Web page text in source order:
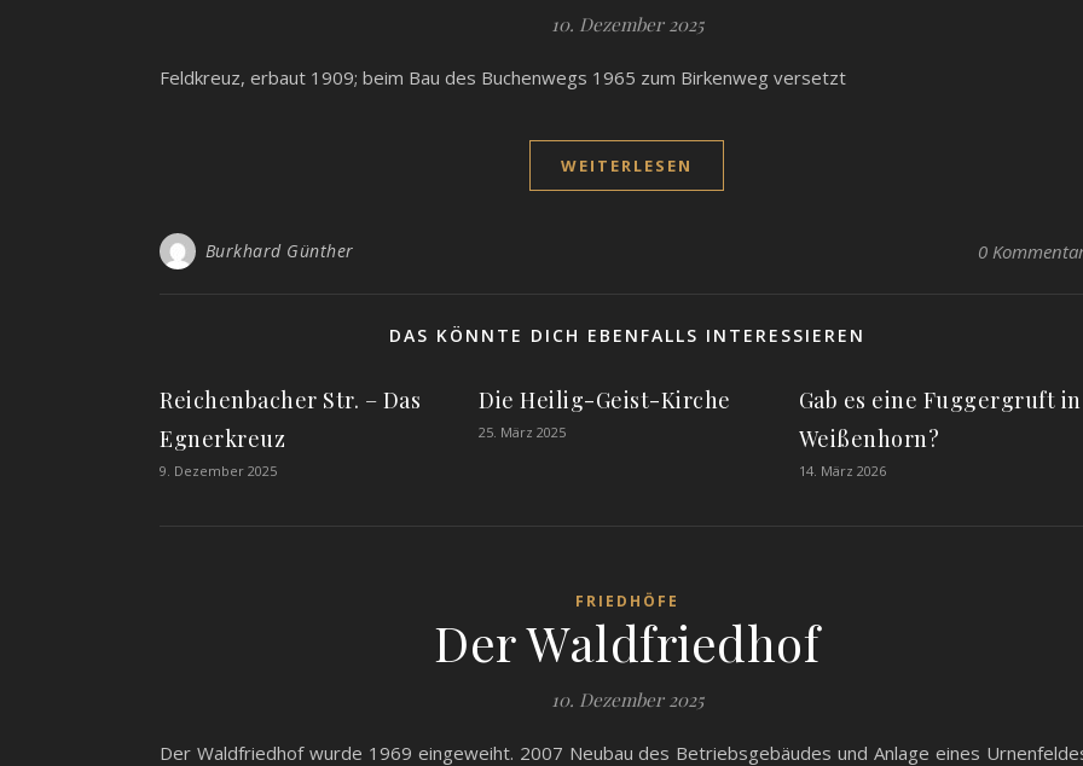
10. Dezember 2025
Feldkreuz, erbaut 1909; beim Bau des Buchenwegs 1965 zum Birkenweg versetzt
WEITERLESEN
Burkhard Günther 0
DAS KÖNNTE DICH EBENFALLS INTERESSIEREN
Reichenbacher Str. – Das
Egnerkreuz
9. Dezember 2025
Die Heilig-Geist-Kirche
25. März 2025
Gab es eine Fuggergruft in
Weißenhorn?
14. März 2026
FRIEDHÖFE
Der Waldfriedhof
10. Dezember 2025
Der Waldfriedhof wurde 1969 eingeweiht. 2007 Neubau des Betriebsgebäudes und Anlage eines